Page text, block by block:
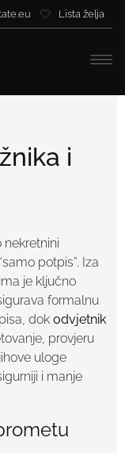
Lista želja
i
potpis”. Iza
je ključno
formalnu
dok odvjetnik
provjeru
uloge
i manje